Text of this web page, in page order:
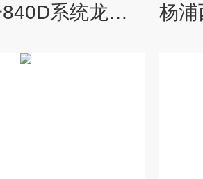
淮南西门子840D系统龙门铣伺服电机维修公司-当天检测提供维修视频